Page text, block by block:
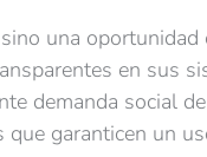
una oportunidad
en sus
demanda social
que garanticen un